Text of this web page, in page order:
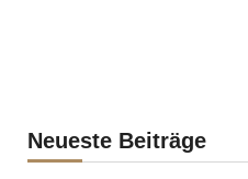
Neueste Beiträge